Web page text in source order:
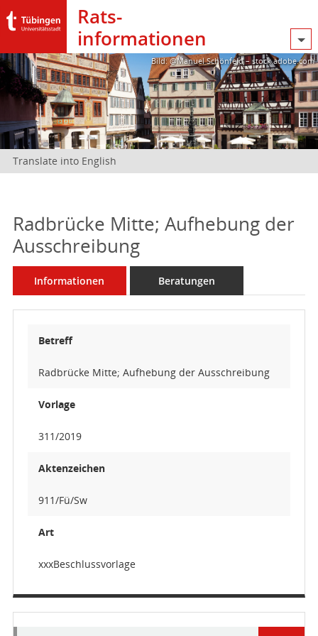
Rats­
informationen
Bild: @Manuel Schönfeld – stock.adobe.com
Translate into English
Radbrücke Mitte; Aufhebung der
Ausschreibung
Informationen Beratungen
Betreff
Radbrücke Mitte; Aufhebung der Ausschreibung
Vorlage
311/2019
Aktenzeichen
911/Fü/Sw
Art
xxxBeschlussvorlage